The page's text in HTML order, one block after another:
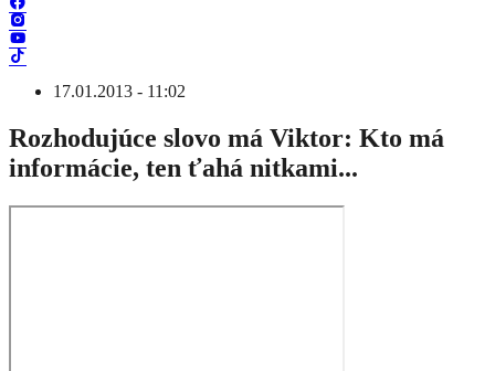
17.01.2013 - 11:02
Rozhodujúce slovo má Viktor: Kto má
informácie, ten ťahá nitkami...